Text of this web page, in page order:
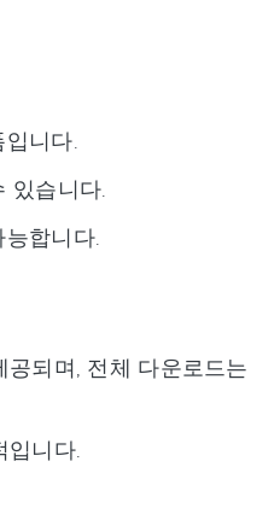
니다.
있습니다.
합니다.
되며, 전체 다운로드는
니다.